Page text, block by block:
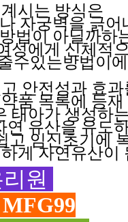
계시는 방식은
자궁벽을 긁어
방법이아닐까하
성에게신체적
수있는방법이
안전성과 효과
품 목록에 등
태아가 생성하
연유산을유도
고 임신초기에
게 자연유산이
원